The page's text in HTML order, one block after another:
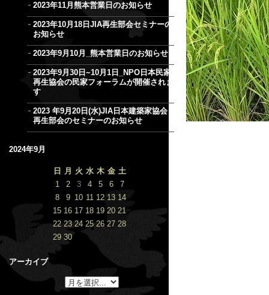
2023年11月熊本営業日のお知らせ
2023年10月18日JIA再生部会セミナーの
お知らせ
2023年9月10月_熊本営業日のお知らせ
2023年9月30日~10月1日_NPO日本民家
再生協会の民家フォーラムが開催されま
す
2023 年9月20日(水)JIA日本建築家協会
再生部会のセミナーのお知らせ
2024年9月
日 月 火 水 木 金 土
1
2 3 4 5 6
7
8
9 10 11 12 13 14
15 16 17 18 19 20 21
22 23 24 25 26 27 28
29 30
アーカイブ